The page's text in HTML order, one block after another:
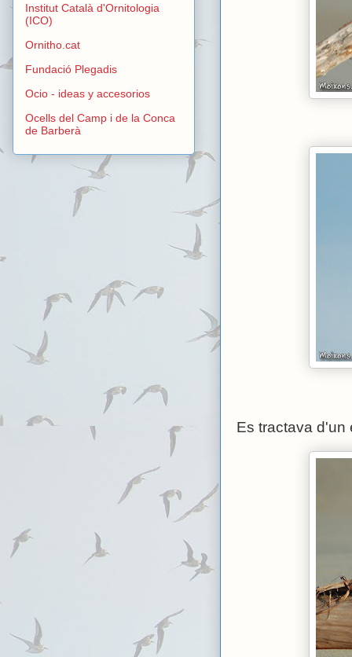
Es tractava d'un
Institut Català d'Ornitologia
(ICO)
Ornitho.cat
Fundació Plegadis
Ocio - ideas y accesorios
Ocells del Camp i de la Conca
de Barberà